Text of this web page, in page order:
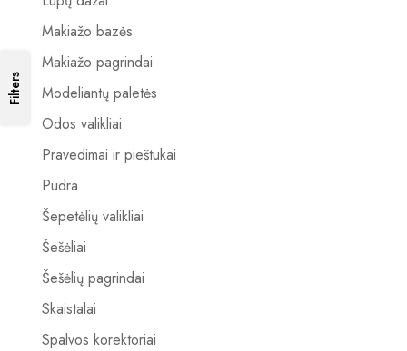
Makiažo bazės
Makiažo pagrindai
Modeliantų paletės
Odos valikliai
Pravedimai ir pieštukai
Pudra
Šepetėlių valikliai
Šešėliai
Šešėlių pagrindai
Skaistalai
Spalvos korektoriai
Filters